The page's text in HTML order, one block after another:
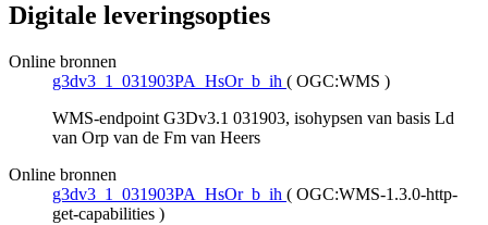
Digitale leveringsopties
Online bronnen
g3dv3_1_031903PA_HsOr_b_ih ( OGC:WMS )
WMS-endpoint G3Dv3.1 031903, isohypsen van basis Ld
van Orp van de Fm van Heers
Online bronnen
g3dv3_1_031903PA_HsOr_b_ih ( OGC:WMS-1.3.0-http-
get-capabilities )